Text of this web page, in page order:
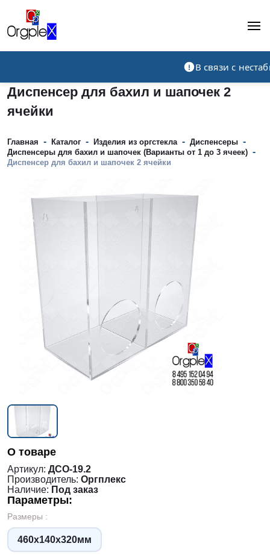
В связи с
Диспенсер для бахил и шапочек 2
ячейки
Главная - Каталог - Изделия из оргстекла - Диспенсеры -
Диспенсеры для бахил и шапочек (Варианты от 1 до 3 ячеек) -
Диспенсер для бахил и шапочек 2 ячейки
О товаре
Артикул: ДСО-19.2
Производитель: Оргплекс
Наличие: Под заказ
Параметры:
Размеры :
460х140х320мм